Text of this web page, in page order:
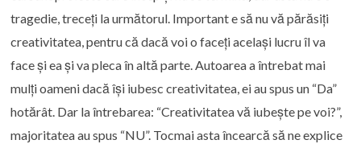
tragedie, treceți la următorul. Important e să nu vă părăsiți
creativitatea, pentru că dacă voi o faceți același lucru îl va
face și ea și va pleca în altă parte. Autoarea a întrebat mai
mulți oameni dacă își iubesc creativitatea, ei au spus un “Da”
hotărât. Dar la întrebarea: “Creativitatea vă iubește pe voi?”,
majoritatea au spus “NU”. Tocmai asta încearcă să ne explice